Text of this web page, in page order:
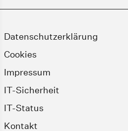
Datenschutzerklärung
Cookies
Impressum
IT-Sicherheit
IT-Status
Kontakt